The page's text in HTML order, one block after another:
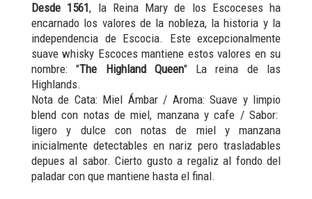
Desde 1561, la Reina Mary de los Escoceses ha
encarnado los valores de la nobleza, la historia y la
independencia de Escocia. Este excepcionalmente
suave whisky Escoces mantiene estos valores en su
nombre: "The Highland Queen" La reina de las
Highlands.
Nota de Cata: Miel Ámbar / Aroma: Suave y limpio
blend con notas de miel, manzana y cafe / Sabor:
ligero y dulce con notas de miel y manzana
inicialmente detectables en nariz pero trasladables
depues al sabor. Cierto gusto a regaliz al fondo del
paladar con que mantiene hasta el final.